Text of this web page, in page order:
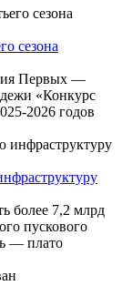
сезона
Первых —
«Конкурс
2026 годов
более 7,2 млрд
пускового
— плато